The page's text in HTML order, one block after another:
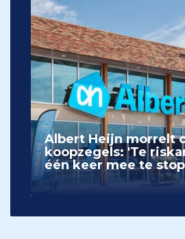
Albert Heijn morrelt
koopzegels: 'Te
één keer mee te